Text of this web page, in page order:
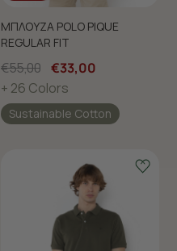
ΜΠΛΟΥΖΑ POLO PIQUE
REGULAR FIT
€55,00 €33,00
+ 26 Colors
Sustainable Cotton